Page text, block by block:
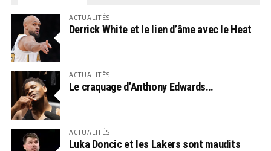
ACTUALITÉS
Derrick White et le lien d’âme avec le Heat
ACTUALITÉS
Le craquage d’Anthony Edwards…
ACTUALITÉS
Luka Doncic et les Lakers sont maudits